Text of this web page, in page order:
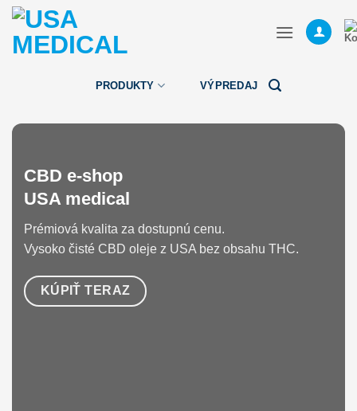
Skip
content
PRODUKTY VÝPREDAJ
CBD e-shop
USA medical
Prémiová kvalita za dostupnú cenu.
Vysoko čisté CBD oleje z USA bez obsahu THC.
KÚPIŤ TERAZ